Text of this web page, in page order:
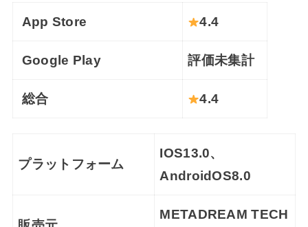
App Store 4.4
Google Play 評価未集計
総合 4.4
プラットフォーム
IOS13.0、
AndroidOS8.0
METADREAM TECH